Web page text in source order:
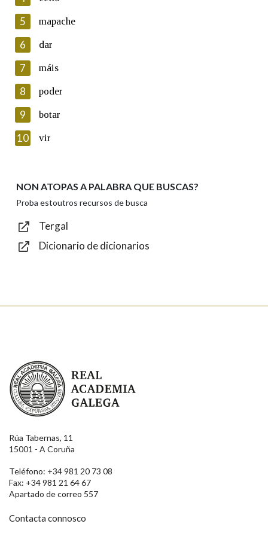
Lin e acepto as condicións da política de
Introduce o código que aparece na imaxe:
Texto de verificación
Enviar
5 mapache
6 dar
7 máis
8 poder
9 botar
10 vir
NON ATOPAS A PALABRA QUE BUSCAS?
Proba estoutros recursos de busca
Tergal
Dicionario de dicionarios
Real Academia Galega
Rúa Tabernas, 11
15001 - A Coruña
Teléfono: +34 981 20 73 08
Fax: +34 981 21 64 67
Apartado de correo 557
Contacta connosco